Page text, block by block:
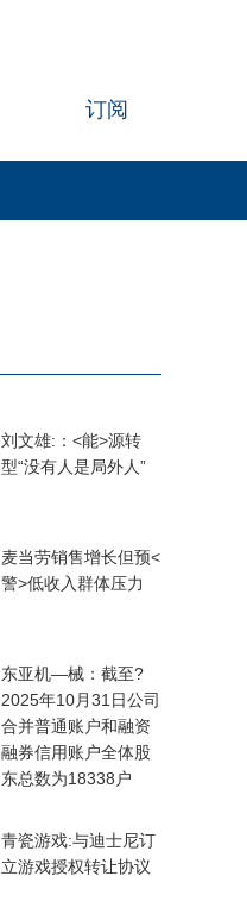
订阅
刘文雄:：<能>源转
型“没有人是局外人”
麦当劳销售增长但预<
警>低收入群体压力
东亚机—械：截至?
2025年10月31日公司
合并普通账户和融资
融券信用账户全体股
东总数为18338户
青瓷游戏:与迪士尼订
立游戏授权转让协议